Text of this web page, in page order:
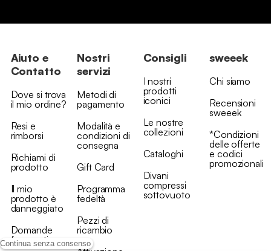
Continua senza consenso
Aiuto e
Contatto
Dove si trova
il mio ordine?
Resi e
rimborsi
Richiami di
prodotto
Il mio
prodotto è
danneggiato
Domande
frequenti
Nostri
servizi
Metodi di
pagamento
Modalità e
condizioni di
consegna
Gift Card
Programma
fedeltà
Pezzi di
ricambio
Consigli
I nostri
prodotti
iconici
Le nostre
collezioni
Cataloghi
Divani
compressi
sottovuoto
sweeek
Chi siamo
Recensioni
sweeek
*Condizioni
delle offerte
e codici
promozionali